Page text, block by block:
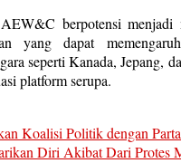
berpotensi menjadi
yang dapat
seperti Kanada, Jepang,
platform serupa.
Koalisi Politik dengan
Diri Akibat Dari Protes